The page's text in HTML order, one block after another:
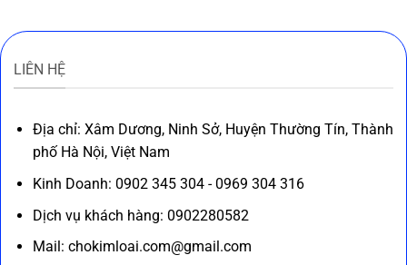
LIÊN HỆ
Địa chỉ: Xâm Dương, Ninh Sở, Huyện Thường Tín, Thành
phố Hà Nội, Việt Nam
Kinh Doanh: 0902 345 304 - 0969 304 316
Dịch vụ khách hàng: 0902280582
Mail: chokimloai.com@gmail.com